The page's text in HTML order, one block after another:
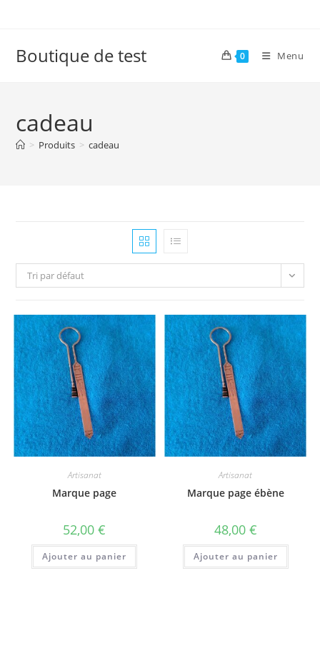
Boutique de test 0 Menu
cadeau
> Produits > cadeau
Tri par défaut
Artisanat
Marque page
52,00€
Ajouter au panier
Artisanat
Marque page ébène
48,00 €
Ajouter au panier